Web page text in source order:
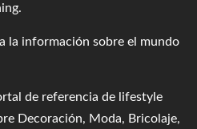
la información sobre el mundo
de referencia de lifestyle
Decoración, Moda, Bricolaje,